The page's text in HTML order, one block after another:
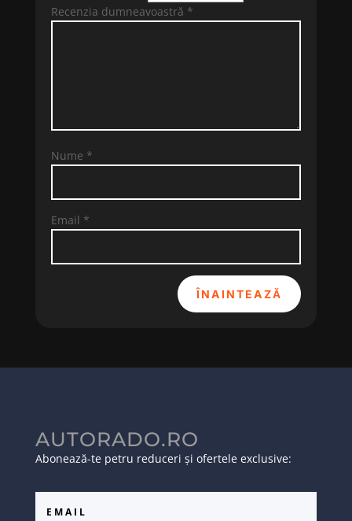
Recenzia dumneavoastră *
Nume *
Email *
ÎNAINTEAZĂ
AUTORADO.RO
Abonează-te petru reduceri și ofertele exclusive: